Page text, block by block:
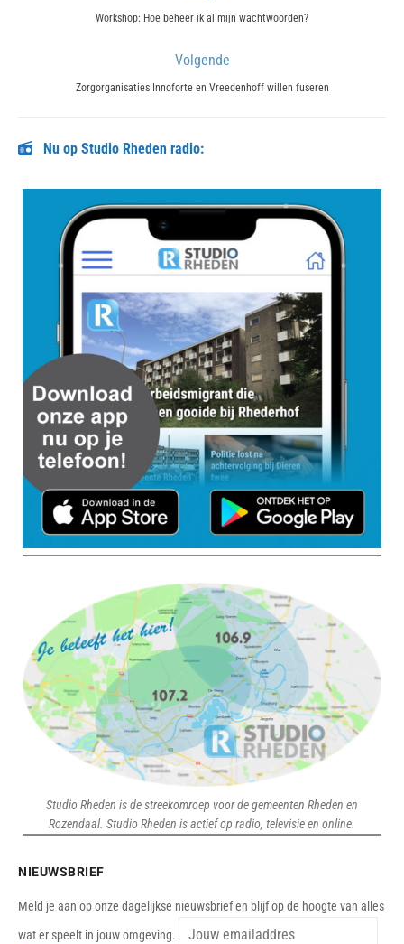
navigatiePrevious
Workshop: Hoe beheer ik al mijn wachtwoorden?
Volgende
Next
Zorgorganisaties Innoforte en Vreedenhoff willen fuseren
Nu op Studio Rheden radio:
Studio Rheden is de streekomroep voor de gemeenten Rheden en
Rozendaal. Studio Rheden is actief op radio, televisie en online.
NIEUWSBRIEF
Meld je aan op onze dagelijkse nieuwsbrief en blijf op de hoogte van alles
wat er speelt in jouw omgeving.